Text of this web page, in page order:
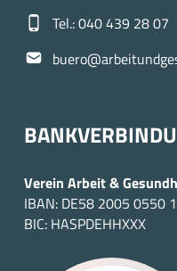
Phone number:
Tel.: 040 439 28 07
Email address:
Verein Arbeit &
IBAN: DE58 2005 0550
BIC: HASPDEHHXXX